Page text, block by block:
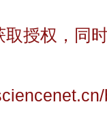
授权，同